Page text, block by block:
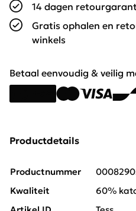
14 dagen
Gratis ophalen en
winkels
Betaal eenvoudig & veilig
Productdetails
Productnummer
Kwaliteit
60%